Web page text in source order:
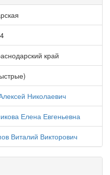
край
Николаевич
Елена Евгеньевна
Виталий Викторович